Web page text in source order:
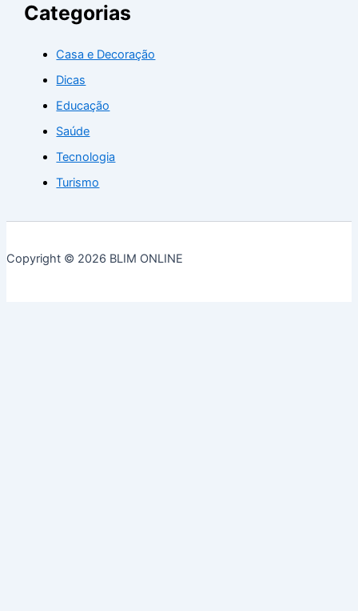
Categorias
Casa e Decoração
Dicas
Educação
Saúde
Tecnologia
Turismo
Copyright © 2026 BLIM ONLINE